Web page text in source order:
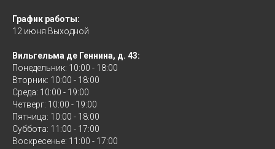
График работы:
12 июня Выходной
Вильгельма де Геннина, д. 43:
Понедельник: 10:00 - 18:00
Вторник: 10:00 - 18:00
Среда: 10:00 - 19:00
Четверг: 10:00 - 19:00
Пятница: 10:00 - 18:00
Суббота: 11:00 - 17:00
Воскресенье: 11:00 - 17:00